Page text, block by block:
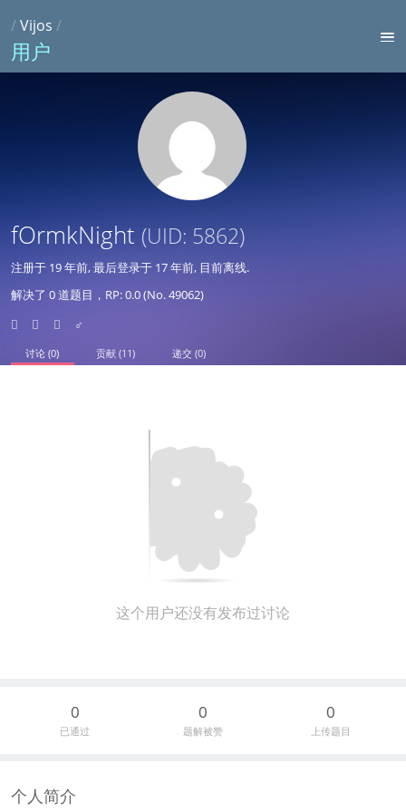
/Vijos /
用户
fOrmkNight (UID: 5862)
注册于 19 年前, 最后登录于 17 年前, 目前离线.
解决了 0 道题目，RP: 0.0 (No. 49062)
♂
讨论 (0) 贡献 (11) 递交 (0)
这个用户还没有发布过讨论
0
已通过
0
题解被赞
0
上传题目
个人简介